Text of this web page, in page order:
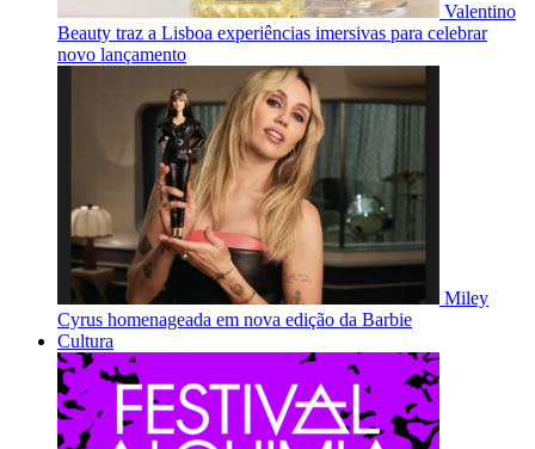
Valentino
Beauty traz a Lisboa experiências imersivas para celebrar
novo lançamento
Miley
Cyrus homenageada em nova edição da Barbie
Cultura